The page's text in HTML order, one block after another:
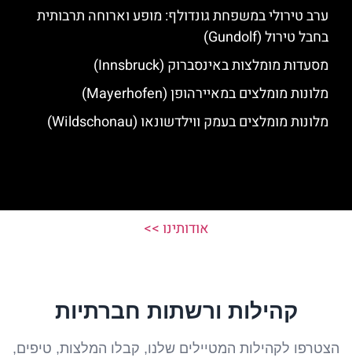
ערב טירולי במשפחת גונדולף: מופע וארוחה תרבותית
בחבל טירול (Gundolf)
מסעדות מומלצות באינסברוק (Innsbruck)
מלונות מומלצים במאיירהופן (Mayerhofen)
מלונות מומלצים בעמק ווילדשונאו (Wildschonau)
אודותינו >>
קהילות ורשתות חברתיות
הצטרפו לקהילות המטיילים שלנו, קבלו המלצות, טיפים,